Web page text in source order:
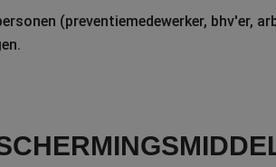
(preventiemedewerker, bhv'er,